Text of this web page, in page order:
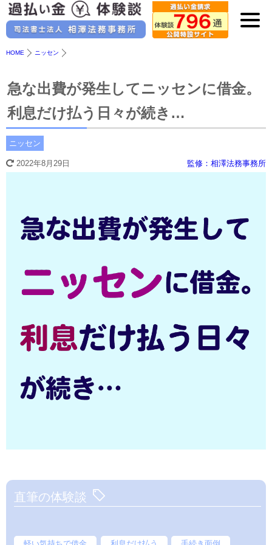
HOME ニッセン
急な出費が発生してニッセンに借金。
利息だけ払う日々が続き…
ニッセン
2022年8月29日 監修：相澤法務事務所
直筆の体験談